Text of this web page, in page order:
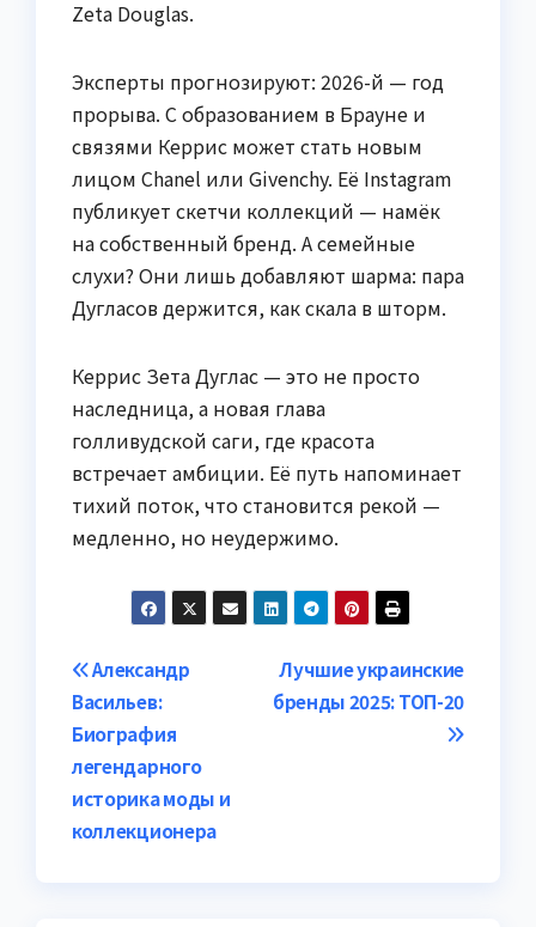
Zeta Douglas.
Эксперты прогнозируют: 2026-й — год
прорыва. С образованием в Брауне и
связями Керрис может стать новым
лицом Chanel или Givenchy. Её Instagram
публикует скетчи коллекций — намёк
на собственный бренд. А семейные
слухи? Они лишь добавляют шарма: пара
Дугласов держится, как скала в шторм.
Керрис Зета Дуглас — это не просто
наследница, а новая глава
голливудской саги, где красота
встречает амбиции. Её путь напоминает
тихий поток, что становится рекой —
медленно, но неудержимо.
Навигация
по
записям
Лучшие украинские
бренды 2025: ТОП-20
Александр
Васильев:
Биография
легендарного
историка моды и
коллекционера